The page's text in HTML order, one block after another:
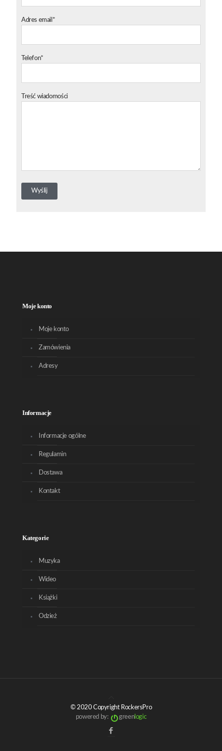
Adres email*
Telefon*
Treść wiadomości
Moje konto
Moje konto
Zamówienia
Adresy
Informacje
Informacje ogólne
Regulamin
Dostawa
Kontakt
Kategorie
Muzyka
Wideo
Książki
Odzież
© 2020 Copyright RockersPro
powered by:
greenlogic